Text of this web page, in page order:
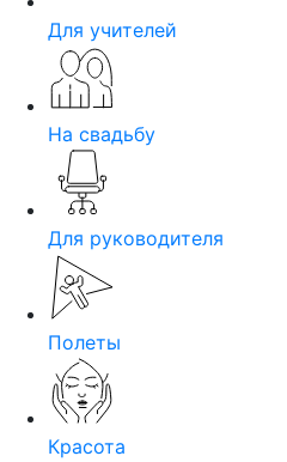
Для учителей
На свадьбу
Для руководителя
Полеты
Красота